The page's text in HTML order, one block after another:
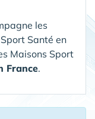
les
Santé en
Maisons Sport
France.